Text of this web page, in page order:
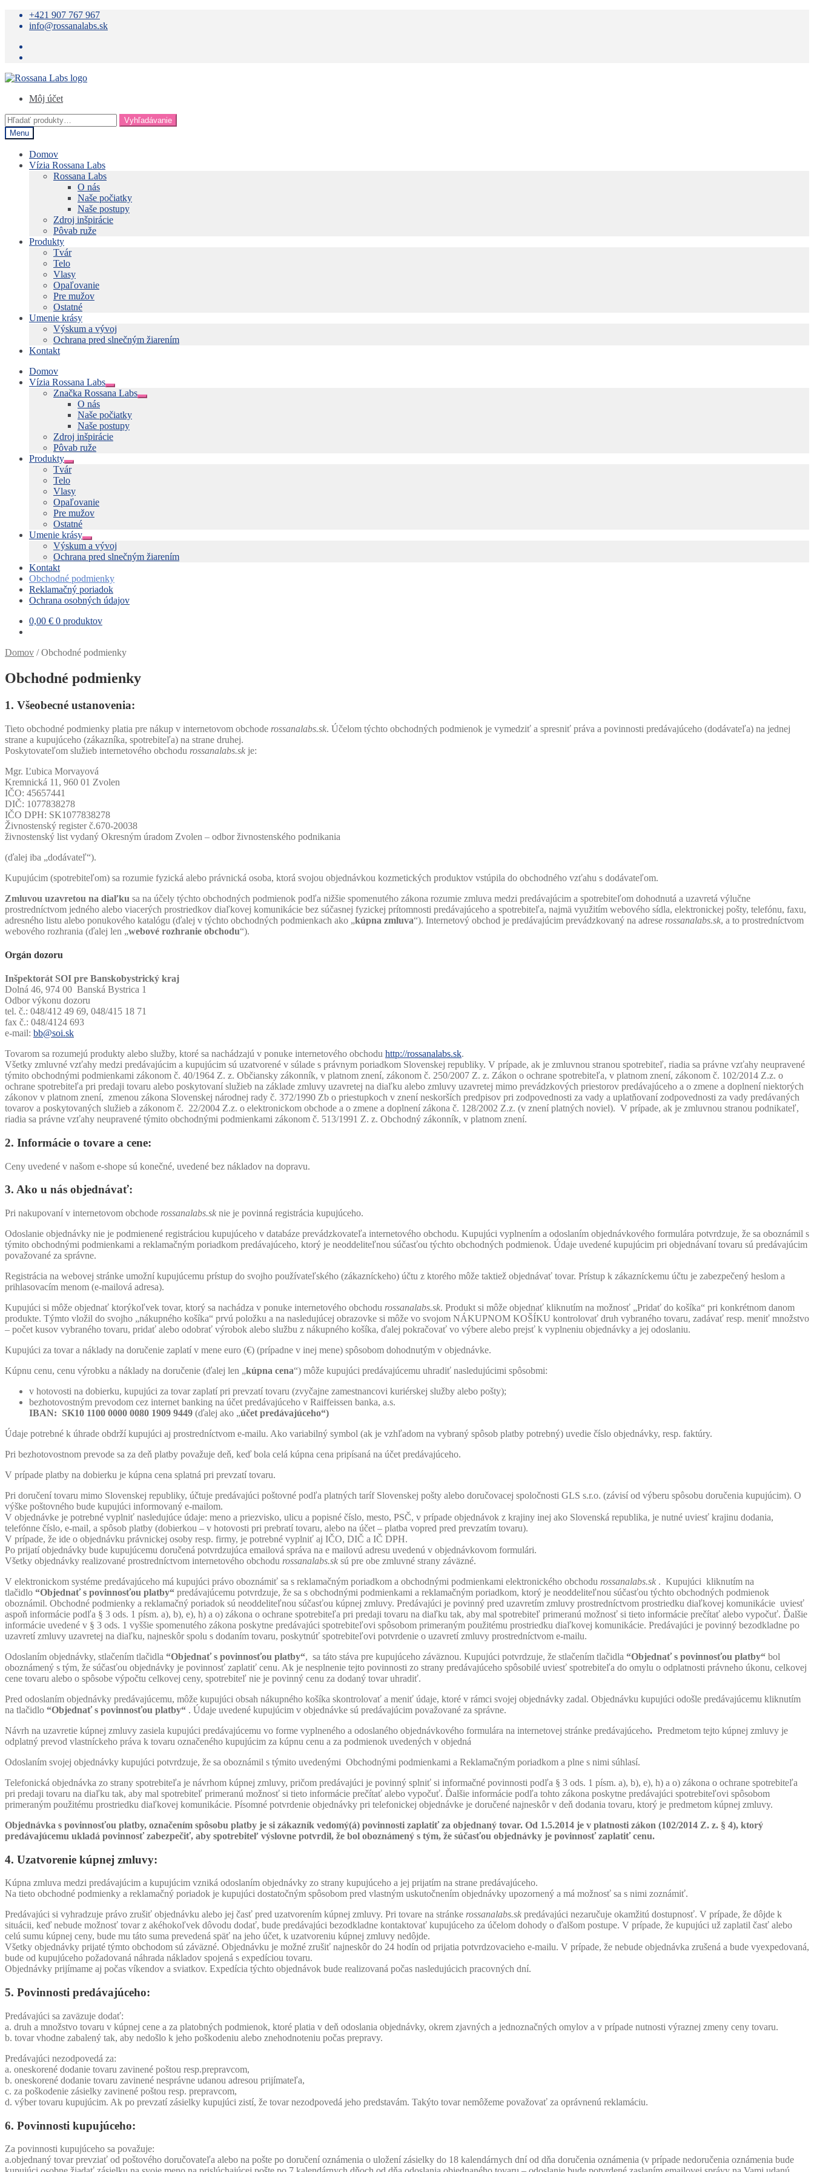
+421 907 767 967
info@rossanalabs.sk
Preskočiť
navigáciu
Preskočiť
obsah
Môj účet
Hľadať:
Vyhľadávanie
Menu
Domov
Vízia Rossana Labs
Rossana Labs
O nás
Naše počiatky
Naše postupy
Zdroj inšpirácie
Pôvab ruže
Produkty
Tvár
Telo
Vlasy
Opaľovanie
Pre mužov
Ostatné
Umenie krásy
Výskum a vývoj
Ochrana pred slnečným žiarením
Kontakt
Domov
Vízia Rossana Labs
Rozbaliť
podradené
Značka Rossana Labs
Rozbaliť
O nás
Naše počiatky
Naše postupy
Zdroj inšpirácie
Pôvab ruže
Produkty
Rozbaliť
podradené
menu
Tvár
Telo
Vlasy
Opaľovanie
Pre mužov
Ostatné
Umenie krásy
Rozbaliť
podradené
menu
Výskum a vývoj
Ochrana pred slnečným žiarením
Kontakt
Obchodné podmienky
Reklamačný poriadok
Ochrana osobných údajov
0,00 € 0 produktov
Domov /Obchodné podmienky
Obchodné podmienky
1. Všeobecné ustanovenia:
Tieto obchodné podmienky platia pre nákup v internetovom obchode rossanalabs.sk. Účelom týchto obchodných podmienok je vymedziť a spresniť práva a povinnosti predávajúceho (dodávateľa) na jednej
strane a kupujúceho (zákazníka, spotrebiteľa) na strane druhej.
Poskytovateľom služieb internetového obchodu rossanalabs.sk je:
Mgr. Ľubica Morvayová
Kremnická 11, 960 01 Zvolen
IČO: 45657441
DIČ: 1077838278
IČO DPH: SK1077838278
Živnostenský register č.670-20038
živnostenský list vydaný Okresným úradom Zvolen – odbor živnostenského podnikania
(ďalej iba „dodávateľ“).
Kupujúcim (spotrebiteľom) sa rozumie fyzická alebo právnická osoba, ktorá svojou objednávkou kozmetických produktov vstúpila do obchodného vzťahu s dodávateľom.
Zmluvou uzavretou na diaľku sa na účely týchto obchodných podmienok podľa nižšie spomenutého zákona rozumie zmluva medzi predávajúcim a spotrebiteľom dohodnutá a uzavretá výlučne
prostredníctvom jedného alebo viacerých prostriedkov diaľkovej komunikácie bez súčasnej fyzickej prítomnosti predávajúceho a spotrebiteľa, najmä využitím webového sídla, elektronickej pošty, telefónu, faxu,
adresného listu alebo ponukového katalógu (ďalej v týchto obchodných podmienkach ako „kúpna zmluva“). Internetový obchod je predávajúcim prevádzkovaný na adrese rossanalabs.sk, a to prostredníctvom
webového rozhrania (ďalej len „webové rozhranie obchodu“).
Orgán dozoru
Inšpektorát SOI pre Banskobystrický kraj
Dolná 46, 974 00 Banská Bystrica 1
Odbor výkonu dozoru
tel. č.: 048/412 49 69, 048/415 18 71
fax č.: 048/4124 693
e-mail: bb@soi.sk
Tovarom sa rozumejú produkty alebo služby, ktoré sa nachádzajú v ponuke internetového obchodu http://rossanalabs.sk.
Všetky zmluvné vzťahy medzi predávajúcim a kupujúcim sú uzatvorené v súlade s právnym poriadkom Slovenskej republiky. V prípade, ak je zmluvnou stranou spotrebiteľ, riadia sa právne vzťahy neupravené
týmito obchodnými podmienkami zákonom č. 40/1964 Z. z. Občiansky zákonník, v platnom znení, zákonom č. 250/2007 Z. z. Zákon o ochrane spotrebiteľa, v platnom znení, zákonom č. 102/2014 Z.z. o
ochrane spotrebiteľa pri predaji tovaru alebo poskytovaní služieb na základe zmluvy uzavretej na diaľku alebo zmluvy uzavretej mimo prevádzkových priestorov predávajúceho a o zmene a doplnení niektorých
zákonov v platnom znení, zmenou zákona Slovenskej národnej rady č. 372/1990 Zb o priestupkoch v znení neskorších predpisov pri zodpovednosti za vady a uplatňovaní zodpovednosti za vady predávaných
tovarov a poskytovaných služieb a zákonom č. 22/2004 Z.z. o elektronickom obchode a o zmene a doplnení zákona č. 128/2002 Z.z. (v znení platných noviel). V prípade, ak je zmluvnou stranou podnikateľ,
riadia sa právne vzťahy neupravené týmito obchodnými podmienkami zákonom č. 513/1991 Z. z. Obchodný zákonník, v platnom znení.
2. Informácie o tovare a cene:
Ceny uvedené v našom e-shope sú konečné, uvedené bez nákladov na dopravu.
3. Ako u nás objednávať:
Pri nakupovaní v internetovom obchode rossanalabs.sk nie je povinná registrácia kupujúceho.
Odoslanie objednávky nie je podmienené registráciou kupujúceho v databáze prevádzkovateľa internetového obchodu. Kupujúci vyplnením a odoslaním objednávkového formulára potvrdzuje, že sa oboznámil s
týmito obchodnými podmienkami a reklamačným poriadkom predávajúceho, ktorý je neoddeliteľnou súčasťou týchto obchodných podmienok. Údaje uvedené kupujúcim pri objednávaní tovaru sú predávajúcim
považované za správne.
Registrácia na webovej stránke umožní kupujúcemu prístup do svojho používateľského (zákazníckeho) účtu z ktorého môže taktiež objednávať tovar. Prístup k zákazníckemu účtu je zabezpečený heslom a
prihlasovacím menom (e-mailová adresa).
Kupujúci si môže objednať ktorýkoľvek tovar, ktorý sa nachádza v ponuke internetového obchodu rossanalabs.sk. Produkt si môže objednať kliknutím na možnosť „Pridať do košíka“ pri konkrétnom danom
produkte. Týmto vložil do svojho „nákupného košíka“ prvú položku a na nasledujúcej obrazovke si môže vo svojom NÁKUPNOM KOŠÍKU kontrolovať druh vybraného tovaru, zadávať resp. meniť množstvo
– počet kusov vybraného tovaru, pridať alebo odobrať výrobok alebo službu z nákupného košíka, ďalej pokračovať vo výbere alebo prejsť k vyplneniu objednávky a jej odoslaniu.
Kupujúci za tovar a náklady na doručenie zaplatí v mene euro (€) (prípadne v inej mene) spôsobom dohodnutým v objednávke.
Kúpnu cenu, cenu výrobku a náklady na doručenie (ďalej len „kúpna cena“) môže kupujúci predávajúcemu uhradiť nasledujúcimi spôsobmi:
v hotovosti na dobierku, kupujúci za tovar zaplatí pri prevzatí tovaru (zvyčajne zamestnancovi kuriérskej služby alebo pošty);
bezhotovostným prevodom cez internet banking na účet predávajúceho v Raiffeissen banka, a.s.
IBAN: SK10 1100 0000 0080 1909 9449 (ďalej ako „účet predávajúceho“)
Údaje potrebné k úhrade obdrží kupujúci aj prostredníctvom e-mailu. Ako variabilný symbol (ak je vzhľadom na vybraný spôsob platby potrebný) uvedie číslo objednávky, resp. faktúry.
Pri bezhotovostnom prevode sa za deň platby považuje deň, keď bola celá kúpna cena pripísaná na účet predávajúceho.
V prípade platby na dobierku je kúpna cena splatná pri prevzatí tovaru.
Pri doručení tovaru mimo Slovenskej republiky, účtuje predávajúci poštovné podľa platných taríf Slovenskej pošty alebo doručovacej spoločnosti GLS s.r.o. (závisí od výberu spôsobu doručenia kupujúcim). O
výške poštovného bude kupujúci informovaný e-mailom.
V objednávke je potrebné vyplniť nasledujúce údaje: meno a priezvisko, ulicu a popisné číslo, mesto, PSČ, v prípade objednávok z krajiny inej ako Slovenská republika, je nutné uviesť krajinu dodania,
telefónne číslo, e-mail, a spôsob platby (dobierkou – v hotovosti pri prebratí tovaru, alebo na účet – platba vopred pred prevzatím tovaru).
V prípade, že ide o objednávku právnickej osoby resp. firmy, je potrebné vyplniť aj IČO, DIČ a IČ DPH.
Po prijatí objednávky bude kupujúcemu doručená potvrdzujúca emailová správa na e mailovú adresu uvedenú v objednávkovom formulári.
Všetky objednávky realizované prostredníctvom internetového obchodu rossanalabs.sk sú pre obe zmluvné strany záväzné.
V elektronickom systéme predávajúceho má kupujúci právo oboznámiť sa s reklamačným poriadkom a obchodnými podmienkami elektronického obchodu rossanalabs.sk . Kupujúci kliknutím na
tlačidlo “Objednať s povinnosťou platby“ predávajúcemu potvrdzuje, že sa s obchodnými podmienkami a reklamačným poriadkom, ktorý je neoddeliteľnou súčasťou týchto obchodných podmienok
oboznámil. Obchodné podmienky a reklamačný poriadok sú neoddeliteľnou súčasťou kúpnej zmluvy. Predávajúci je povinný pred uzavretím zmluvy prostredníctvom prostriedku diaľkovej komunikácie uviesť
aspoň informácie podľa § 3 ods. 1 písm. a), b), e), h) a o) zákona o ochrane spotrebiteľa pri predaji tovaru na diaľku tak, aby mal spotrebiteľ primeranú možnosť si tieto informácie prečítať alebo vypočuť. Ďalšie
informácie uvedené v § 3 ods. 1 vyššie spomenutého zákona poskytne predávajúci spotrebiteľovi spôsobom primeraným použitému prostriedku diaľkovej komunikácie. Predávajúci je povinný bezodkladne po
uzavretí zmluvy uzavretej na diaľku, najneskôr spolu s dodaním tovaru, poskytnúť spotrebiteľovi potvrdenie o uzavretí zmluvy prostredníctvom e-mailu.
Odoslaním objednávky, stlačením tlačidla “Objednať s povinnosťou platby“, sa táto stáva pre kupujúceho záväznou. Kupujúci potvrdzuje, že stlačením tlačidla “Objednať s povinnosťou platby“ bol
oboznámený s tým, že súčasťou objednávky je povinnosť zaplatiť cenu. Ak je nesplnenie tejto povinnosti zo strany predávajúceho spôsobilé uviesť spotrebiteľa do omylu o odplatnosti právneho úkonu, celkovej
cene tovaru alebo o spôsobe výpočtu celkovej ceny, spotrebiteľ nie je povinný cenu za dodaný tovar uhradiť.
Pred odoslaním objednávky predávajúcemu, môže kupujúci obsah nákupného košíka skontrolovať a meniť údaje, ktoré v rámci svojej objednávky zadal. Objednávku kupujúci odošle predávajúcemu kliknutím
na tlačidlo “Objednať s povinnosťou platby“ . Údaje uvedené kupujúcim v objednávke sú predávajúcim považované za správne.
Návrh na uzavretie kúpnej zmluvy zasiela kupujúci predávajúcemu vo forme vyplneného a odoslaného objednávkového formulára na internetovej stránke predávajúceho. Predmetom tejto kúpnej zmluvy je
odplatný prevod vlastníckeho práva k tovaru označeného kupujúcim za kúpnu cenu a za podmienok uvedených v objedná
Odoslaním svojej objednávky kupujúci potvrdzuje, že sa oboznámil s týmito uvedenými Obchodnými podmienkami a Reklamačným poriadkom a plne s nimi súhlasí.
Telefonická objednávka zo strany spotrebiteľa je návrhom kúpnej zmluvy, pričom predávajúci je povinný splniť si informačné povinnosti podľa § 3 ods. 1 písm. a), b), e), h) a o) zákona o ochrane spotrebiteľa
pri predaji tovaru na diaľku tak, aby mal spotrebiteľ primeranú možnosť si tieto informácie prečítať alebo vypočuť. Ďalšie informácie podľa tohto zákona poskytne predávajúci spotrebiteľovi spôsobom
primeraným použitému prostriedku diaľkovej komunikácie. Písomné potvrdenie objednávky pri telefonickej objednávke je doručené najneskôr v deň dodania tovaru, ktorý je predmetom kúpnej zmluvy.
Objednávka s povinnosťou platby, označením spôsobu platby je si zákazník vedomý(á) povinnosti zaplatiť za objednaný tovar. Od 1.5.2014 je v platnosti zákon (102/2014 Z. z. § 4), ktorý
predávajúcemu ukladá povinnosť zabezpečiť, aby spotrebiteľ výslovne potvrdil, že bol oboznámený s tým, že súčasťou objednávky je povinnosť zaplatiť cenu.
4. Uzatvorenie kúpnej zmluvy:
Kúpna zmluva medzi predávajúcim a kupujúcim vzniká odoslaním objednávky zo strany kupujúceho a jej prijatím na strane predávajúceho.
Na tieto obchodné podmienky a reklamačný poriadok je kupujúci dostatočným spôsobom pred vlastným uskutočnením objednávky upozornený a má možnosť sa s nimi zoznámiť.
Predávajúci si vyhradzuje právo zrušiť objednávku alebo jej časť pred uzatvorením kúpnej zmluvy. Pri tovare na stránke rossanalabs.sk predávajúci nezaručuje okamžitú dostupnosť. V prípade, že dôjde k
situácii, keď nebude možnosť tovar z akéhokoľvek dôvodu dodať, bude predávajúci bezodkladne kontaktovať kupujúceho za účelom dohody o ďalšom postupe. V prípade, že kupujúci už zaplatil časť alebo
celú sumu kúpnej ceny, bude mu táto suma prevedená späť na jeho účet, k uzatvoreniu kúpnej zmluvy nedôjde.
Všetky objednávky prijaté týmto obchodom sú záväzné. Objednávku je možné zrušiť najneskôr do 24 hodín od prijatia potvrdzovacieho e-mailu. V prípade, že nebude objednávka zrušená a bude vyexpedovaná,
bude od kupujúceho požadovaná náhrada nákladov spojená s expedíciou tovaru.
Objednávky prijímame aj počas víkendov a sviatkov. Expedícia týchto objednávok bude realizovaná počas nasledujúcich pracovných dní.
5. Povinnosti predávajúceho:
Predávajúci sa zaväzuje dodať:
a. druh a množstvo tovaru v kúpnej cene a za platobných podmienok, ktoré platia v deň odoslania objednávky, okrem zjavných a jednoznačných omylov a v prípade nutnosti výraznej zmeny ceny tovaru.
b. tovar vhodne zabalený tak, aby nedošlo k jeho poškodeniu alebo znehodnoteniu počas prepravy.
Predávajúci nezodpovedá za:
a. oneskorené dodanie tovaru zavinené poštou resp.prepravcom,
b. oneskorené dodanie tovaru zavinené nesprávne udanou adresou prijímateľa,
c. za poškodenie zásielky zavinené poštou resp. prepravcom,
d. výber tovaru kupujúcim. Ak po prevzatí zásielky kupujúci zistí, že tovar nezodpovedá jeho predstavám. Takýto tovar nemôžeme považovať za oprávnenú reklamáciu.
6. Povinnosti kupujúceho:
Za povinnosti kupujúceho sa považuje:
a.objednaný tovar prevziať od poštového doručovateľa alebo na pošte po doručení oznámenia o uložení zásielky do 18 kalendárnych dní od dňa doručenia oznámenia (v prípade nedoručenia oznámenia bude